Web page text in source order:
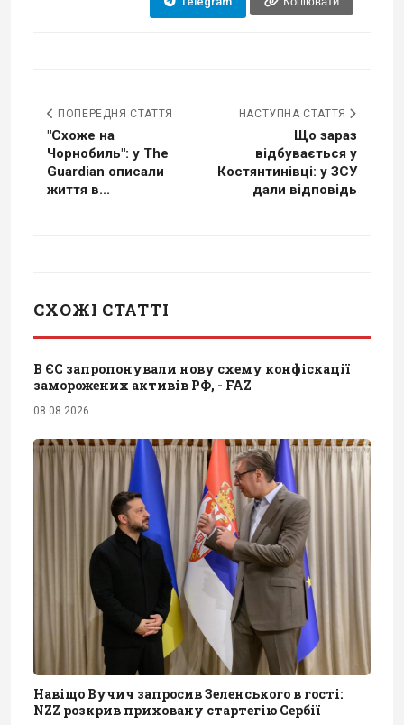
ПОПЕРЕДНЯ СТАТТЯ
"Схоже на
Чорнобиль": у The
Guardian описали
життя в...
НАСТУПНА СТАТТЯ
Що зараз
відбувається у
Костянтинівці: у ЗСУ
дали відповідь
СХОЖІ СТАТТІ
В ЄС запропонували нову схему конфіскації
заморожених активів РФ, - FAZ
08.08.2026
Навіщо Вучич запросив Зеленського в гості:
NZZ розкрив приховану стартегію Сербії